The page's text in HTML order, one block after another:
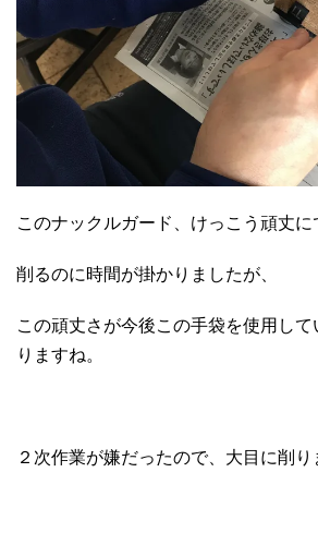
このナックルガード、けっこう頑丈に
削るのに時間が掛かりましたが、
この頑丈さが今後この手袋を使用し
りますね。
２次作業が嫌だったので、大目に削り